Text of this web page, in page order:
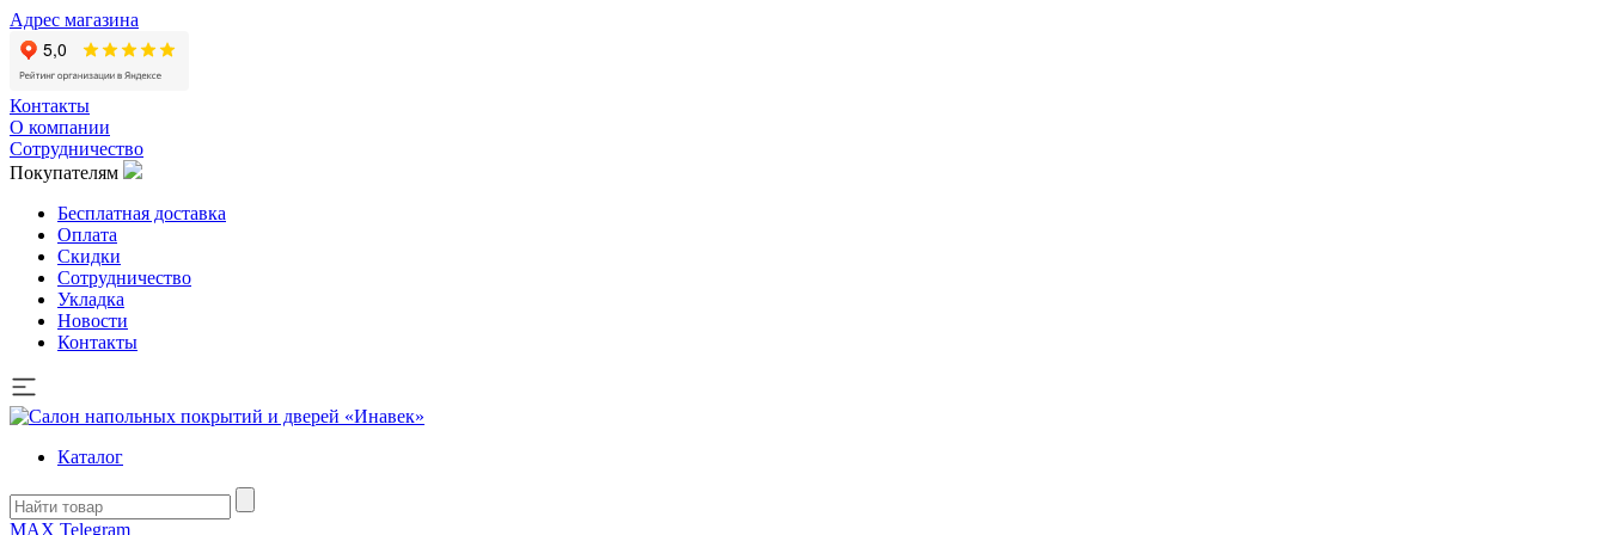
Адрес магазина
Контакты
О компании
Сотрудничество
Покупателям
Бесплатная доставка
Оплата
Скидки
Сотрудничество
Укладка
Новости
Контакты
Каталог
MAX Telegram